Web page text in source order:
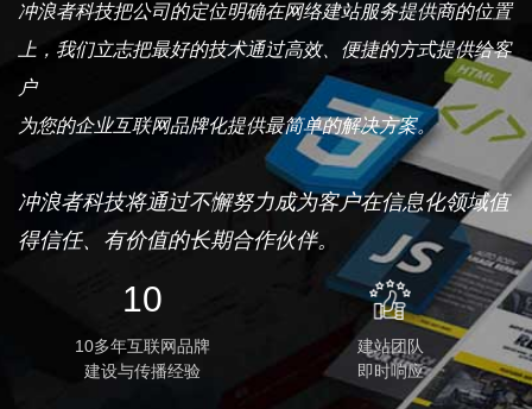
冲浪者科技把公司的定位明确在网络建站服务提供商的位置
上，我们立志把最好的技术通过高效、便捷的方式提供给客
户
为您的企业互联网品牌化提供最简单的解决方案。
冲浪者科技将通过不懈努力成为客户在信息化领域值
得信任、有价值的长期合作伙伴。
10
10多年互联网品牌
建设与传播经验
建站团队
即时响应